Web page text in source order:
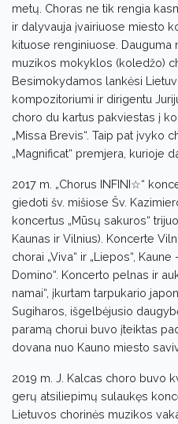
metų. Choras ne tik rengia
ir dalyvauja įvairiuose miesto
kituose renginiuose. Dauguma
muzikos mokyklos (koledžo)
Besimokydamos lankėsi
kompozitoriumi ir dirigentu
choro du kartus pakviestas į
„Missa Brevis“. Taip pat įvyko
„Magnificat“ premjera, kurioje
2017 m. „Chorus INFINI☆“
giedoti šv. mišiose Šv.
koncertus „Mūsų sakuros“
Kaunas ir Vilnius). Koncerte
chorai „Viva“ ir „Liepos“, Kaune
Domino“. Koncerto pelnas ir
namai“, įkurtam tarpukario
Sugiharos, išgelbėjusio
paramą chorui buvo įteiktas
dovana nuo Kauno miesto
2019 m. J. Kalcas choro buvo
gerų atsiliepimų sulaukęs
Lietuvos chorinės muzikos